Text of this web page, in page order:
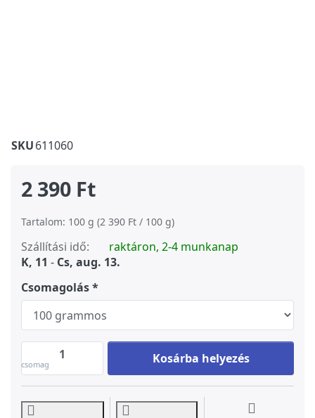
SKU611060
2 390 Ft
Tartalom: 100 g (2 390 Ft / 100 g)
Szállítási idő:
raktáron, 2-4 munkanap
K, 11 - Cs, aug. 13.
Csomagolás
csomag
TÉLI PUNCS gyümölcstea at 2 390 Ft,
Kosárba helyezés